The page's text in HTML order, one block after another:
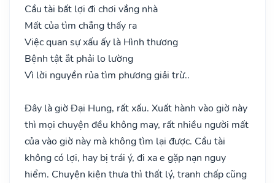
Cầu tài bất lợi đi chơi vắng nhà
Mất của tìm chẳng thấy ra
Việc quan sự xấu ấy là Hình thương
Bệnh tật ắt phải lo lường
Vì lời nguyền rủa tìm phương giải trừ..
Đây là giờ Đại Hung, rất xấu. Xuất hành vào giờ này
thì mọi chuyện đều không may, rất nhiều người mất
của vào giờ này mà không tìm lại được. Cầu tài
không có lợi, hay bị trái ý, đi xa e gặp nạn nguy
hiểm. Chuyện kiện thưa thì thất lý, tranh chấp cũng